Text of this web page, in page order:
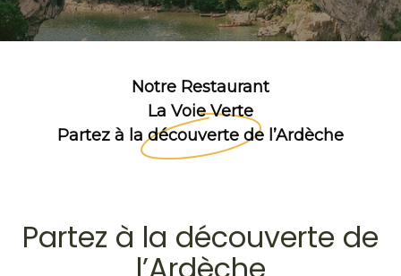
Notre Restaurant
La Voie Verte
Partez à la découverte de l’Ardèche
Partez à la découverte de